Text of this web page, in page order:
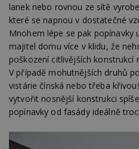
lanek nebo rovnou ze sítě
které se napnou v dostatečné
Mnohem lépe se pak popínavky
majitel domu více v klidu, že
poškození citlivějších konstrukcí
V případě mohutnějších druhů
vistárie čínská nebo třeba
vytvořit nosnější konstrukci
popínavky od fasády ideálně